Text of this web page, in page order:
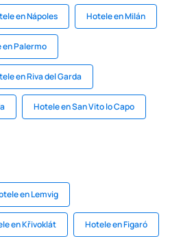
en Nápoles Hotele en Milán
en Palermo
en Riva del Garda
Hotele en San Vito lo Capo
en Lemvig
en Křivoklát Hotele en Figaró